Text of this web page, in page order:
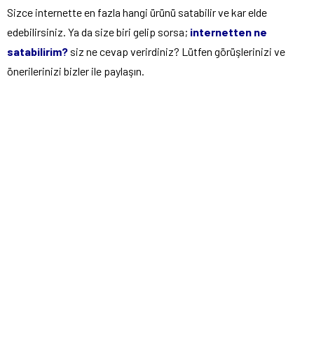
Sizce internette en fazla hangi ürünü satabilir ve kar elde
edebilirsiniz. Ya da size biri gelip sorsa; internetten ne
satabilirim? siz ne cevap verirdiniz? Lütfen görüşlerinizi ve
önerilerinizi bizler ile paylaşın.